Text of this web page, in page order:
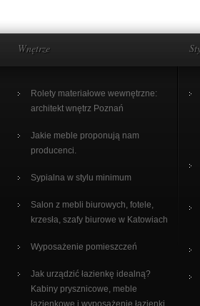
Wnętrze
Rolety materiałowe wewnętrzne:
architekt wnętrz Poznań
Jakie meble proponują nam
producenci.
Sypialna w stylu minimum
Salon z mebli biurowych, fotele,
krzesła, szafy biurowe w Katowiach
Wyposażenie pomieszczeń
Jak urządzić łazienkę idealną?
Kabiny prysznicowe, meble
łazienkowe i wyposażenie łazienki